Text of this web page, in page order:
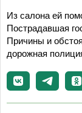
Из салона ей
Пострадавшая
Причины и
дорожная